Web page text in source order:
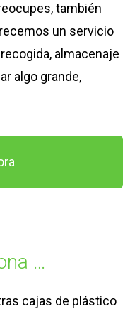
también
un servicio
almacenaje
algo grande,
…
cajas de plástico